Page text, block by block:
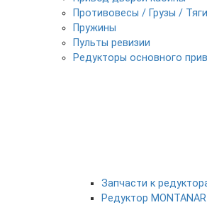
Противовесы / Грузы / Тяги
Пружины
Пульты ревизии
Редукторы основного
Запчасти к
Редуктор MONTANARI